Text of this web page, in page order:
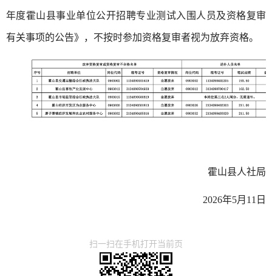
年度霍山县事业单位公开招聘专业测试入围人员及资格复审
有关事项的公告》，不按时参加资格复审者视为放弃资格。
霍山县人社局
2026年5月11日
扫一扫在手机打开当前页